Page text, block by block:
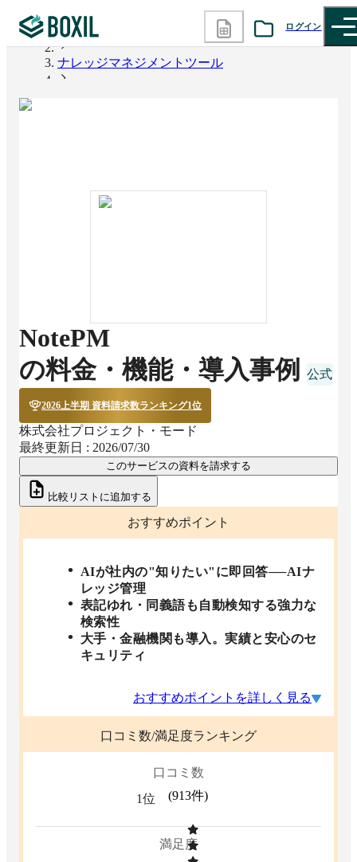
ログイン
カテゴリから探す
BOXILの使い方ガイド
BOXIL
ナレッジマネジメントツール
NotePM
の料金・機能・導入事例
2026上半期 資料請求数ランキング1位
株式会社プロジェクト・モード
最終更新日 : 2026/07/30
このサービスの資料を請求する
比較リストに追加する
おすすめポイント
AIが社内の"知りたい"に即回答──AIナ
レッジ管理
表記ゆれ・同義語も自動検知する強力な
検索性
大手・金融機関も導入。実績と安心のセ
キュリティ
おすすめポイントを詳しく見る
口コミ数/満足度ランキング
口コミ数
1位
(913件)
満足度